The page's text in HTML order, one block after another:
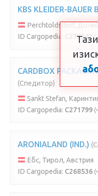
KBS KLEIDER-BAUER
Perchtoldsdorf, Долна
ID Cargopedia:
C273342
CARDBOX
(Спедитор)
Sankt Stefan,
ID Cargopedia: C271799
ARONIALAND (IND.)
Ебс, Тирол, Австрия
ID Cargopedia: C268536